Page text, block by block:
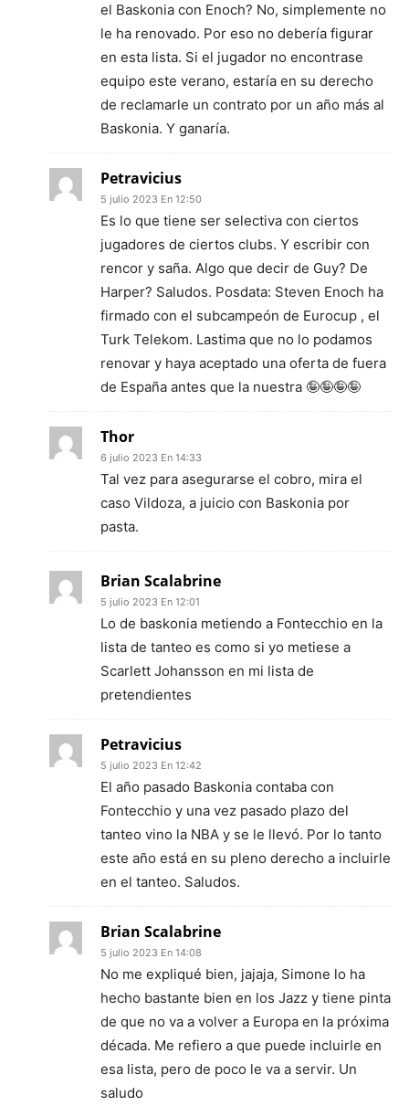
el Baskonia con Enoch? No, simplemente no
le ha renovado. Por eso no debería figurar
en esta lista. Si el jugador no encontrase
equipo este verano, estaría en su derecho
de reclamarle un contrato por un año más al
Baskonia. Y ganaría.
Petravicius
5 julio 2023 En 12:50
Es lo que tiene ser selectiva con ciertos
jugadores de ciertos clubs. Y escribir con
rencor y saña. Algo que decir de Guy? De
Harper? Saludos. Posdata: Steven Enoch ha
firmado con el subcampeón de Eurocup , el
Turk Telekom. Lastima que no lo podamos
renovar y haya aceptado una oferta de fuera
de España antes que la nuestra 🤪🤪🤪🤪
Thor
6 julio 2023 En 14:33
Tal vez para asegurarse el cobro, mira el
caso Vildoza, a juicio con Baskonia por
pasta.
Brian Scalabrine
5 julio 2023 En 12:01
Lo de baskonia metiendo a Fontecchio en la
lista de tanteo es como si yo metiese a
Scarlett Johansson en mi lista de
pretendientes
Petravicius
5 julio 2023 En 12:42
El año pasado Baskonia contaba con
Fontecchio y una vez pasado plazo del
tanteo vino la NBA y se le llevó. Por lo tanto
este año está en su pleno derecho a incluirle
en el tanteo. Saludos.
Brian Scalabrine
5 julio 2023 En 14:08
No me expliqué bien, jajaja, Simone lo ha
hecho bastante bien en los Jazz y tiene pinta
de que no va a volver a Europa en la próxima
década. Me refiero a que puede incluirle en
esa lista, pero de poco le va a servir. Un
saludo